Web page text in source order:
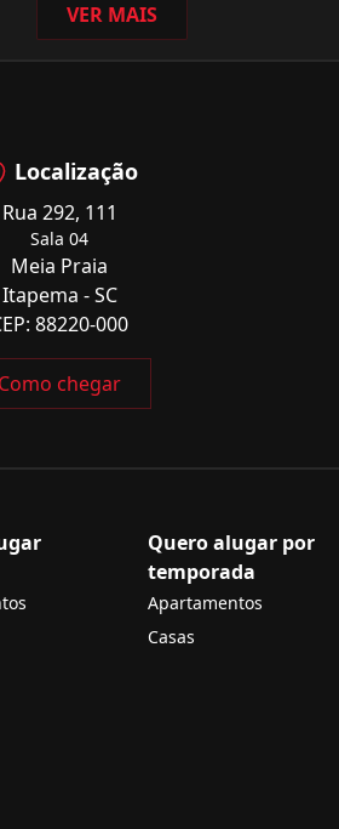
VER MAIS
Localização
Rua 292, 111
Sala 04
Meia Praia
Itapema - SC
88220-000
Como chegar
Quero alugar por
temporada
Apartamentos
Casas